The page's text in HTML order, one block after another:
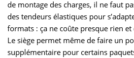
de montage des charges, il ne faut
des tendeurs élastiques pour
formats : ça ne coûte presque rien et
Le siège permet même de faire un
supplémentaire pour certains